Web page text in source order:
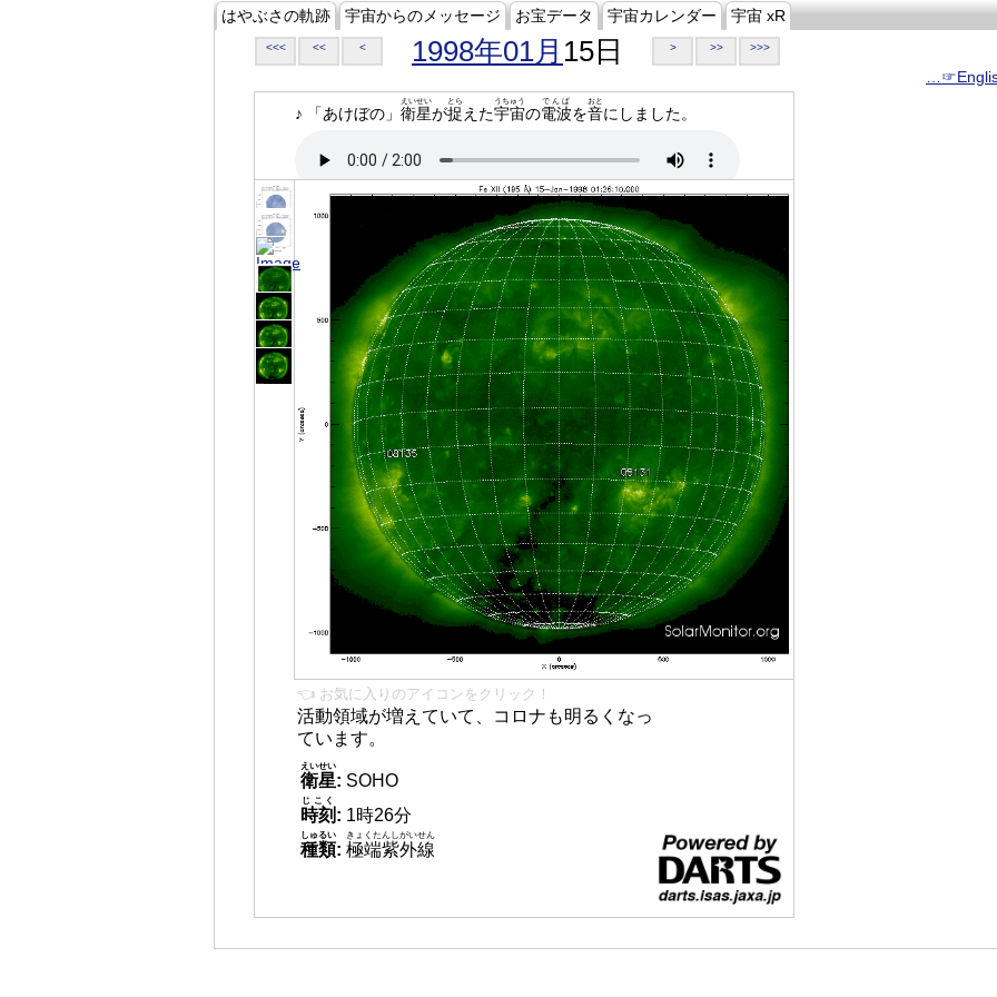
はやぶさの軌跡 宇宙からのメッセージ お宝データ 宇宙カレンダー 宇宙 xR
<<< << < 1998年01月 15日 > >> >>>
♪ 「あけぼの」 衛星
えいせい
が捉
とら
えた宇宙
うちゅう
の電波
でんぱ
を音
おと
にしました。
👈 お気に入りのアイコンをクリック！
活動領域が増えていて、コロナも明るくなっ
ています。
衛星
えいせい
: SOHO
時刻
じこく
: 1時26分
種類
しゅるい
: 極端紫外線
きょくたんしがいせん